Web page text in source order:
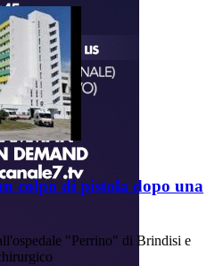
colpo di pistola dopo una
"Perrino" di Brindisi e